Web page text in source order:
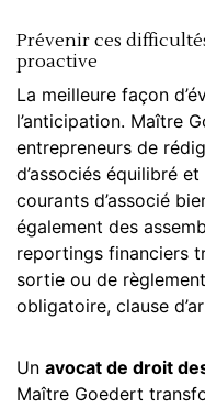
Prévenir ces
proactive
La meilleure façon
l’anticipation. Maître
entrepreneurs de
d’associés équilibré
courants d’associé
également des
reportings financiers
sortie ou de
obligatoire, clause
Un avocat de droit
Maître Goedert